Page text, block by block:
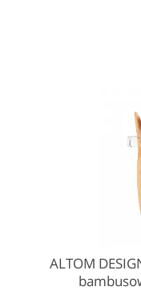
ALTOM